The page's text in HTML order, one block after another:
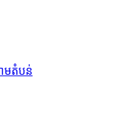
មតំបន់